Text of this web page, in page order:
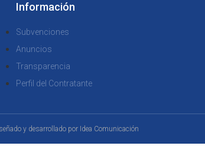
Información
Subvenciones
Anuncios
Transparencia
Perfil del Contratante
y desarrollado por Idea Comunicación